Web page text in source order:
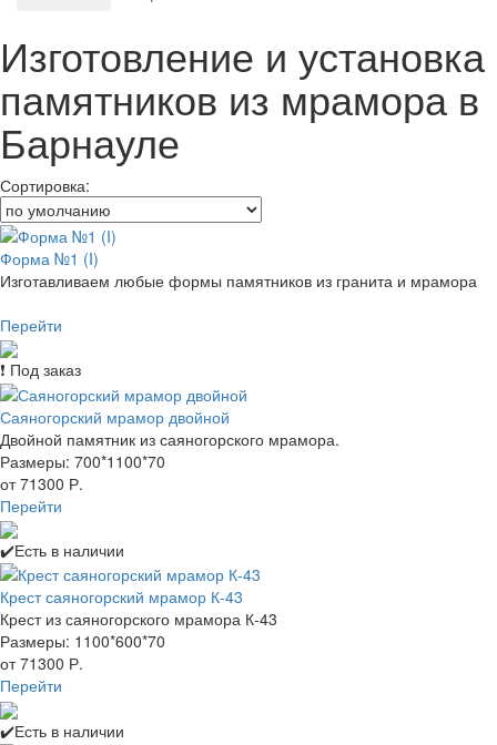
Изготовление и установка
памятников из мрамора в
Барнауле
Сортировка:
Форма №1 (I)
Изготавливаем любые формы памятников из гранита и мрамора
Перейти
❗ Под заказ
Саяногорский мрамор двойной
Двойной памятник из саяногорского мрамора.
Размеры: 700*1100*70
от 71300 Р.
Перейти
✔️Есть в наличии
Крест саяногорский мрамор К-43
Крест из саяногорского мрамора К-43
Размеры: 1100*600*70
от 71300 Р.
Перейти
✔️Есть в наличии